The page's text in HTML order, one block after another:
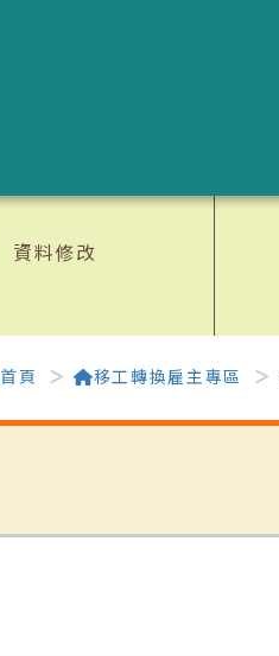
資料修改
首頁 移工轉換雇主專區